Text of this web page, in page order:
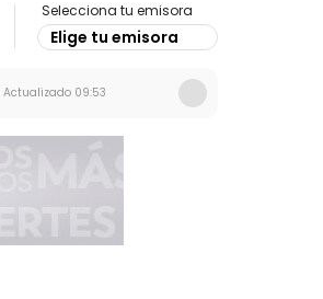
Selecciona tu emisora
Elige tu emisora
Actualizado 09:53